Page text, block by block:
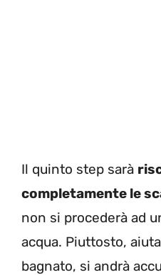
Il quinto step sarà
completamente le
non si procederà ad
acqua. Piuttosto,
bagnato, si andrà